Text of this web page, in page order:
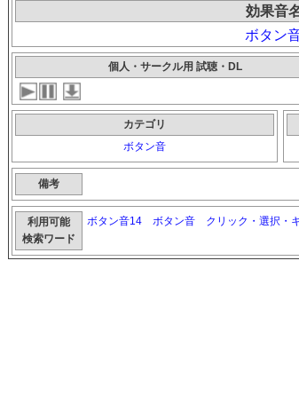
効果音
ボタン
個人・サークル用 試聴・DL
カテゴリ
ボタン音
備考
利用可能
検索ワード
ボタン音14 ボタン音 クリック・選択・